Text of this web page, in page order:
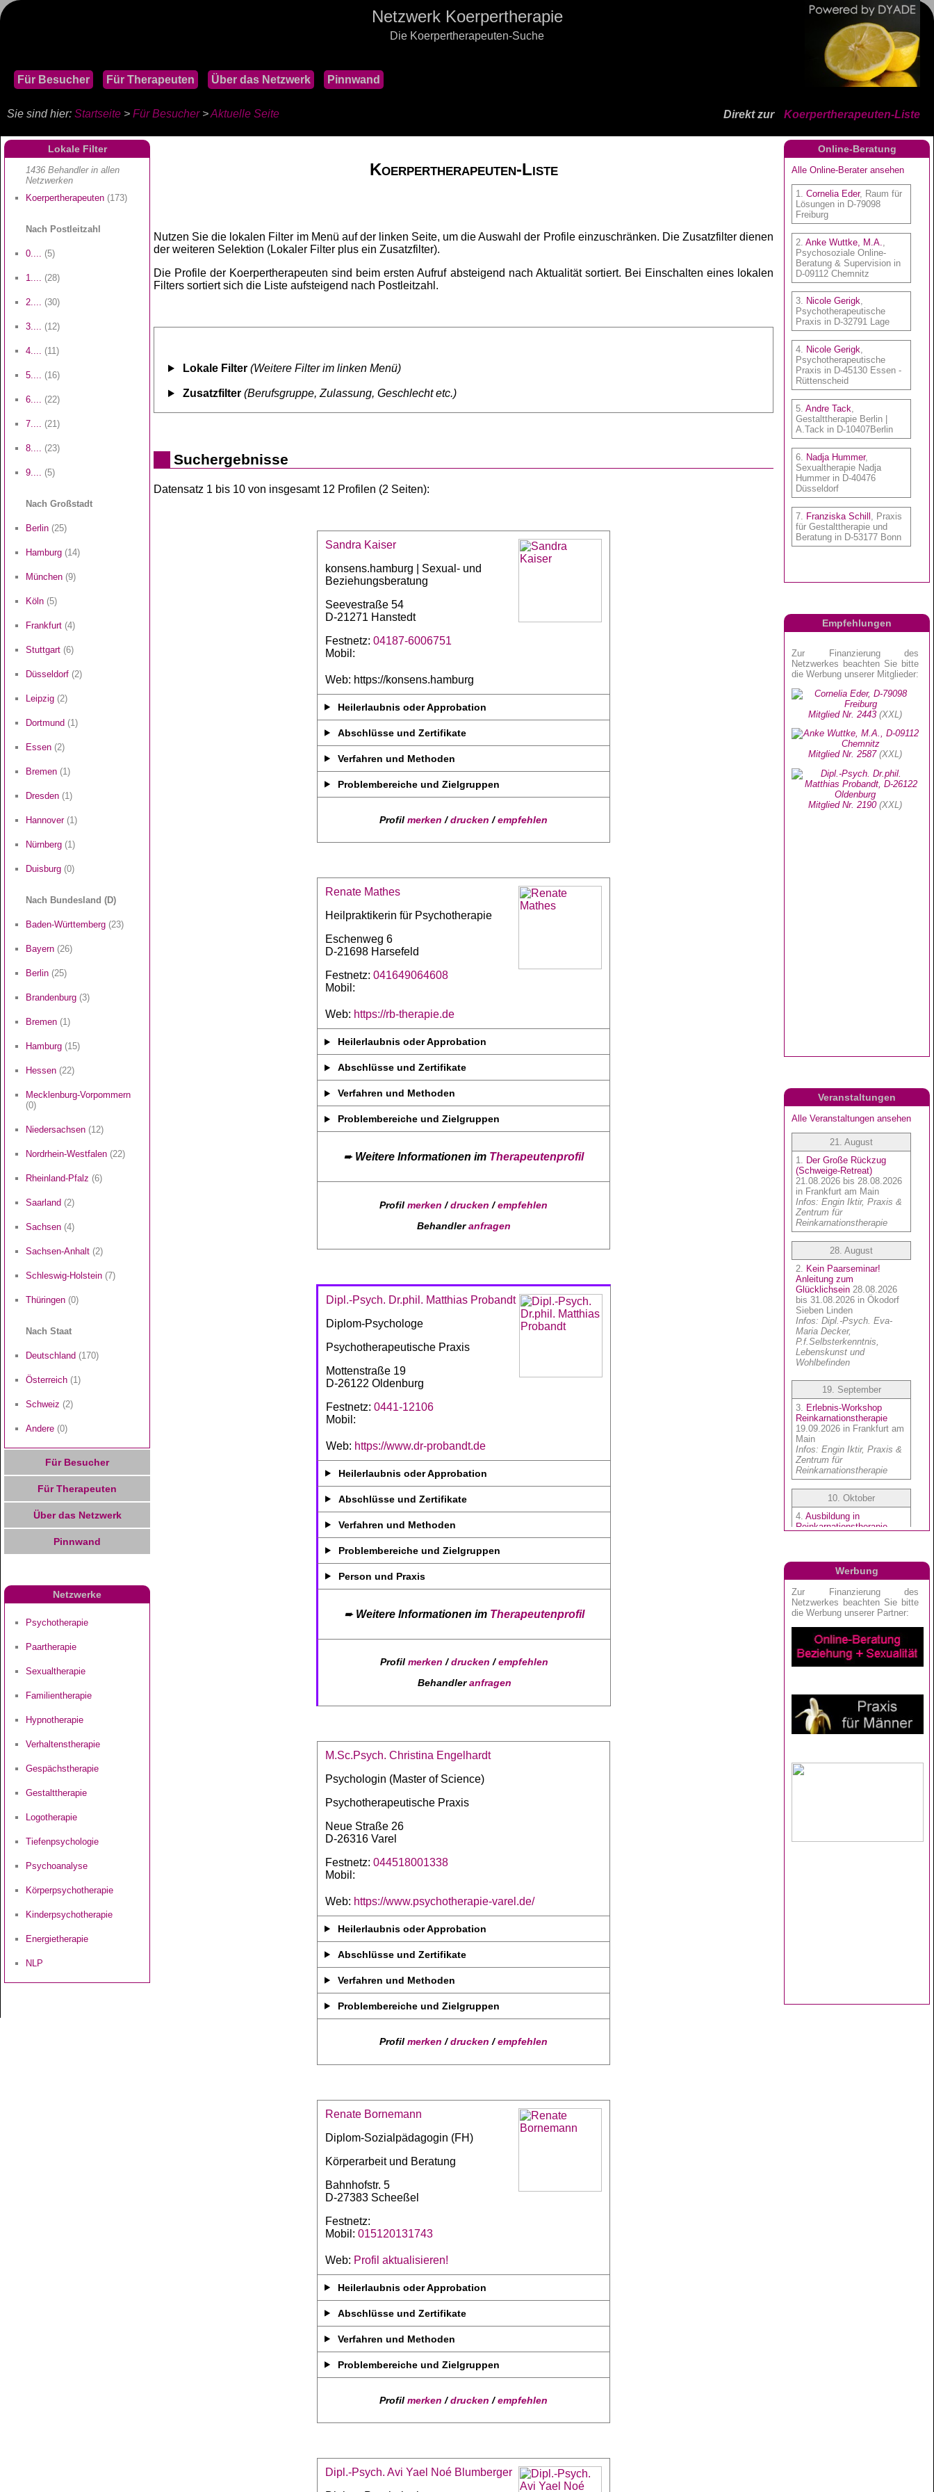
Netzwerk Koerpertherapie
Die Koerpertherapeuten-Suche
Für Besucher Für Therapeuten Über das Netzwerk Pinnwand
Direkt zur Koerpertherapeuten-Liste
Sie sind hier: Startseite > Für Besucher>Aktuelle Seite
Lokale Filter
1436 Behandler in allen
Netzwerken
Koerpertherapeuten (173)
Nach Postleitzahl
0.... (5)
1.... (28)
2.... (30)
3.... (12)
4.... (11)
5.... (16)
6.... (22)
7.... (21)
8.... (23)
9.... (5)
Nach Großstadt
Berlin (25)
Hamburg (14)
München (9)
Köln (5)
Frankfurt (4)
Stuttgart (6)
Düsseldorf (2)
Leipzig (2)
Dortmund (1)
Essen (2)
Bremen (1)
Dresden (1)
Hannover(1)
Nürnberg (1)
Duisburg (0)
Nach Bundesland (D)
Baden-Württemberg (23)
Bayern (26)
Berlin (25)
Brandenburg (3)
Bremen (1)
Hamburg (15)
Hessen (22)
Mecklenburg-Vorpommern
(0)
Niedersachsen (12)
Nordrhein-Westfalen (22)
Rheinland-Pfalz (6)
Saarland (2)
Sachsen (4)
Sachsen-Anhalt (2)
Schleswig-Holstein (7)
Thüringen (0)
Nach Staat
Deutschland (170)
Österreich (1)
Schweiz (2)
Andere (0)
Für Besucher
Für Therapeuten
Über das Netzwerk
Pinnwand
Netzwerke
Psychotherapie
Paartherapie
Sexualtherapie
Familientherapie
Hypnotherapie
Verhaltenstherapie
Gespächstherapie
Gestalttherapie
Logotherapie
Tiefenpsychologie
Psychoanalyse
Körperpsychotherapie
Kinderpsychotherapie
Energietherapie
NLP
Koerpertherapeuten-Liste
Nutzen Sie die lokalen Filter im Menü auf der linken Seite, um die Auswahl der Profile einzuschränken. Die Zusatzfilter dienen
der weiteren Selektion (Lokaler Filter plus ein Zusatzfilter).
Die Profile der Koerpertherapeuten sind beim ersten Aufruf absteigend nach Aktualität sortiert. Bei Einschalten eines lokalen
Filters sortiert sich die Liste aufsteigend nach Postleitzahl.
Lokale Filter (Weitere Filter im linken Menü)
Zusatzfilter (Berufsgruppe, Zulassung, Geschlecht etc.)
Suchergebnisse
Datensatz 1 bis 10 von insgesamt 12 Profilen (2 Seiten):
Sandra Kaiser
konsens.hamburg | Sexual- und
Beziehungsberatung
Seevestraße 54
D-21271 Hanstedt
Festnetz: 04187-6006751
Mobil:
Web: https://konsens.hamburg
Heilerlaubnis oder Approbation
Abschlüsse und Zertifikate
Verfahren und Methoden
Problembereiche und Zielgruppen
Profil merken /drucken /empfehlen
Renate Mathes
Heilpraktikerin für Psychotherapie
Eschenweg 6
D-21698 Harsefeld
Festnetz: 041649064608
Mobil:
Web: https://rb-therapie.de
Heilerlaubnis oder Approbation
Abschlüsse und Zertifikate
Verfahren und Methoden
Problembereiche und Zielgruppen
➨ Weitere Informationen im Therapeutenprofil
Profil merken /drucken /empfehlen
Behandleranfragen
Dipl.-Psych. Dr.phil. Matthias Probandt
Diplom-Psychologe
Psychotherapeutische Praxis
Mottenstraße 19
D-26122 Oldenburg
Festnetz: 0441-12106
Mobil:
Web: https://www.dr-probandt.de
Heilerlaubnis oder Approbation
Abschlüsse und Zertifikate
Verfahren und Methoden
Problembereiche und Zielgruppen
Person und Praxis
➨ Weitere Informationen im Therapeutenprofil
Profil merken /drucken /empfehlen
Behandleranfragen
M.Sc.Psych. Christina Engelhardt
Psychologin (Master of Science)
Psychotherapeutische Praxis
Neue Straße 26
D-26316 Varel
Festnetz: 044518001338
Mobil:
Web: https://www.psychotherapie-varel.de/
Heilerlaubnis oder Approbation
Abschlüsse und Zertifikate
Verfahren und Methoden
Problembereiche und Zielgruppen
Profil merken /drucken /empfehlen
Renate Bornemann
Diplom-Sozialpädagogin (FH)
Körperarbeit und Beratung
Bahnhofstr. 5
D-27383 Scheeßel
Festnetz:
Mobil: 015120131743
Web: Profil aktualisieren!
Heilerlaubnis oder Approbation
Abschlüsse und Zertifikate
Verfahren und Methoden
Problembereiche und Zielgruppen
Profil merken /drucken /empfehlen
Dipl.-Psych. Avi Yael Noé Blumberger
Online-Beratung
Empfehlungen
Veranstaltungen
Werbung